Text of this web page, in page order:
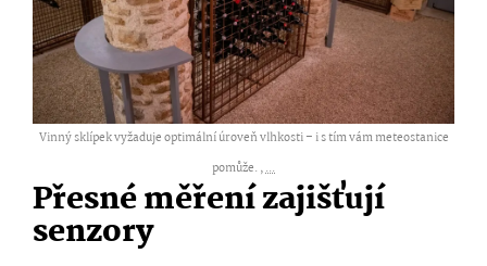
Vinný sklípek vyžaduje optimální úroveň vlhkosti – i s tím vám meteostanice
pomůže. ,...
Přesné měření zajišťují
senzory